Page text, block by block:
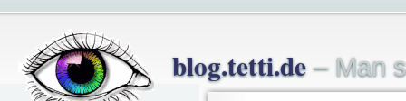
blog.tetti.de– Man